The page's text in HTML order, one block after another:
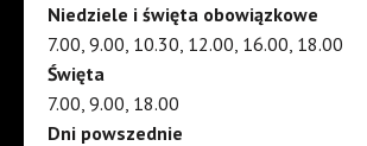
Niedziele i święta obowiązkowe
7.00, 9.00, 10.30, 12.00, 16.00, 18.00
Święta
7.00, 9.00, 18.00
Dni powszednie